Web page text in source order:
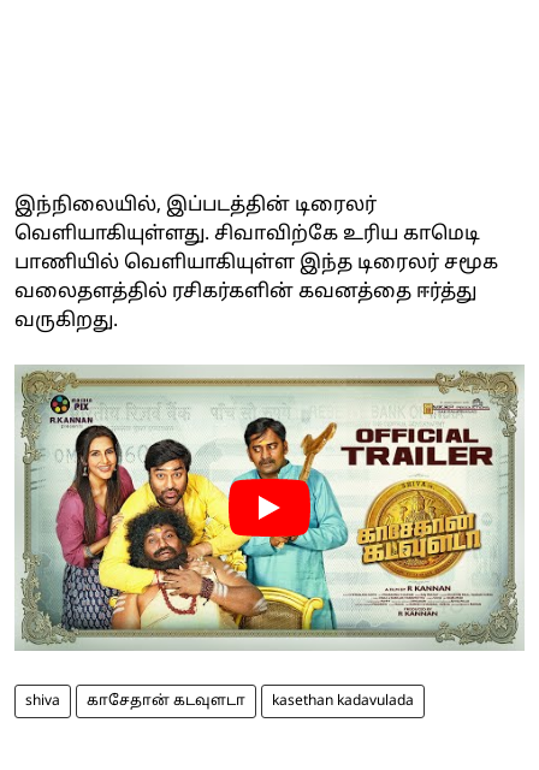
இந்நிலையில், இப்படத்தின் டிரைலர்
வெளியாகியுள்ளது. சிவாவிற்கே உரிய காமெடி
பாணியில் வெளியாகியுள்ள இந்த டிரைலர் சமூக
வலைதளத்தில் ரசிகர்களின் கவனத்தை ஈர்த்து
வருகிறது.
shiva காசேதான் கடவுளடா kasethan kadavulada